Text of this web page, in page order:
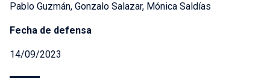
Pablo Guzmán, Gonzalo Salazar, Mónica Saldías
Fecha de defensa
14/09/2023